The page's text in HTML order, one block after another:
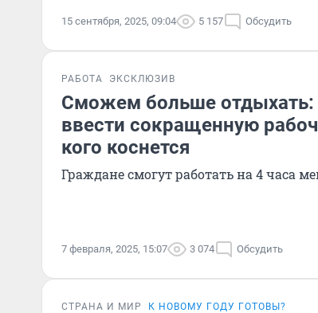
15 сентября, 2025, 09:04 5 157 Обсудить
РАБОТА ЭКСКЛЮЗИВ
Сможем больше отдыхать:
ввести сокращенную
кого коснется
Граждане смогут работать на 4 часа
7 февраля, 2025, 15:07 3 074 Обсудить
СТРАНА И МИР К НОВОМУ ГОДУ ГОТОВЫ?